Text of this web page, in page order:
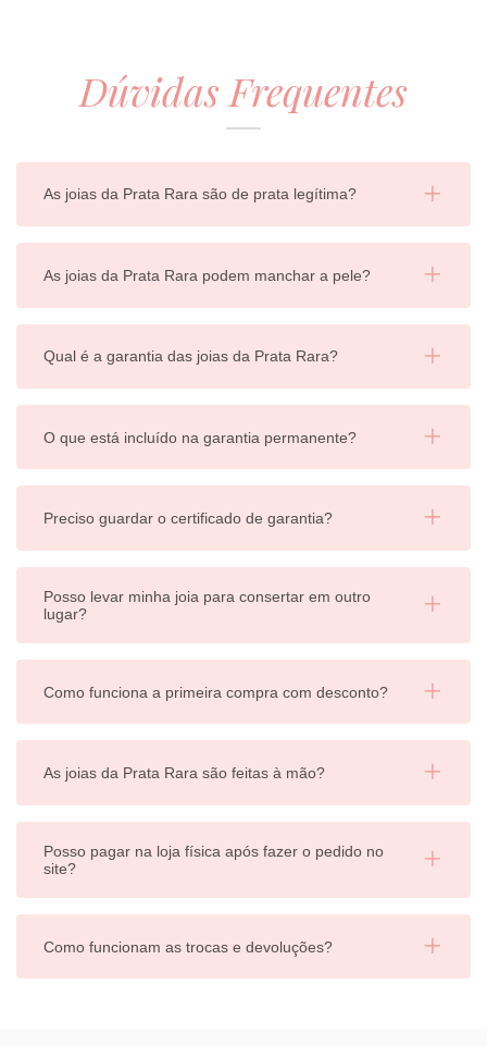
Dúvidas Frequentes
As joias da Prata Rara são de prata legítima?
As joias da Prata Rara podem manchar a pele?
Qual é a garantia das joias da Prata Rara?
O que está incluído na garantia permanente?
Preciso guardar o certificado de garantia?
Posso levar minha joia para consertar em outro
lugar?
Como funciona a primeira compra com desconto?
As joias da Prata Rara são feitas à mão?
Posso pagar na loja física após fazer o pedido no
site?
Como funcionam as trocas e devoluções?